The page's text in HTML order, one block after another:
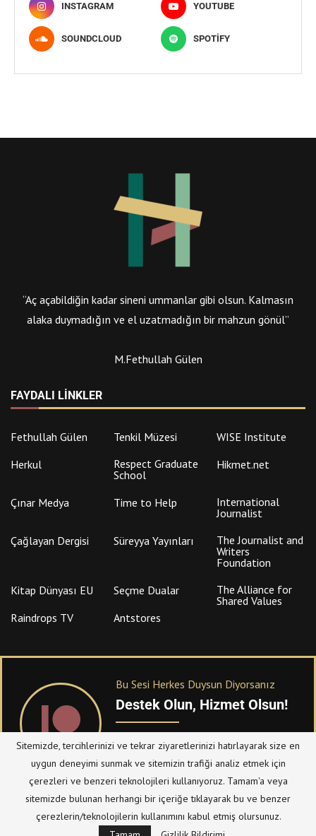
INSTAGRAM YOUTUBE
SOUNDCLOUD SPOTIFY
“Aç açabildiğin kadar sineni ummanlar gibi olsun. Kalmasın
alaka duymadığın ve el uzatmadığın bir mahzun gönül”
M.Fethullah Gülen
FAYDALI LINKLER
Fethullah Gülen Tenkil Müzesi
WISE Institute
Herkul
Respect Graduate
School
Hikmet.net
Çınar Medya Time to Help
International
Journalist
Çağlayan Dergisi
Süreyya Yayınları
The Journalist and
Writers
Foundation
Kitap Dünyası EU
Seçme Dualar
The Alliance for
Shared Values
Raindrops TV
Antstores
Bu Sesi Herkes Duysun Diyorsanız
Destek Olun, Hizmet Olsun!
PATREONüzerinden sitemize bağışta
bulanabilirsiniz.
Bize Ulaşın
Taziye Defteri
Sitemizde, tercihlerinizi ve tekrar ziyaretlerinizi hatırlayarak size en
uygun deneyimi sunmak ve sitemizin trafiği analiz etmek için
çerezleri ve benzeri teknolojileri kullanıyoruz. Tamam'a veya
sitemizde bulunan herhangi bir içeriğe tıklayarak bu ve benzer
çerezlerin/teknolojilerin kullanımını kabul etmiş olursunuz.